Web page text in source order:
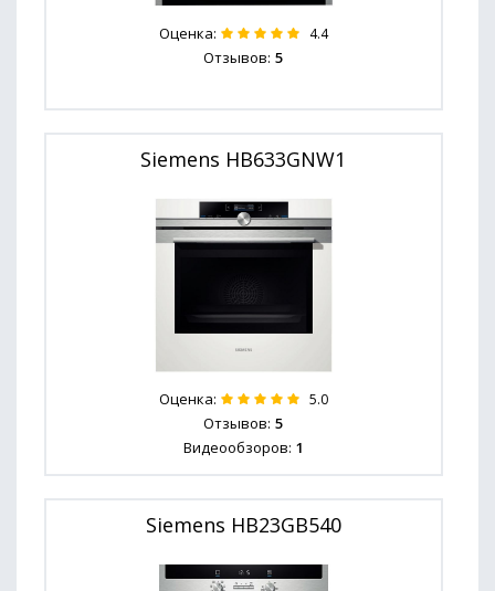
Оценка: 4.4
Отзывов: 5
Siemens HB633GNW1
Оценка: 5.0
Отзывов: 5
Видеообзоров: 1
Siemens HB23GB540